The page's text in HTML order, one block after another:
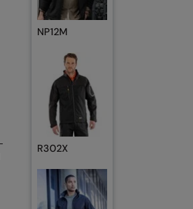
NP12M
R302X